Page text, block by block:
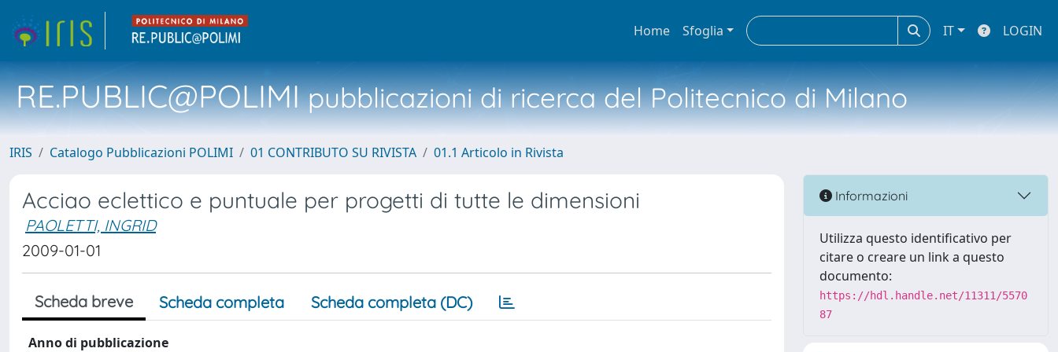
Home Sfoglia IT LOGIN
RE.PUBLIC@POLIMIpubblicazioni di ricerca del Politecnico di Milano
IRIS Catalogo Pubblicazioni POLIMI 01 CONTRIBUTO SU RIVISTA 01.1 Articolo in Rivista
Acciao eclettico e puntuale per progetti di tutte le dimensioni
PAOLETTI, INGRID
2009-01-01
Scheda breve Scheda completa Scheda completa (DC)
Anno di pubblicazione
Informazioni
Utilizza questo identificativo per
citare o creare un link a questo
documento:
https://hdl.handle.net/11311/5570
87